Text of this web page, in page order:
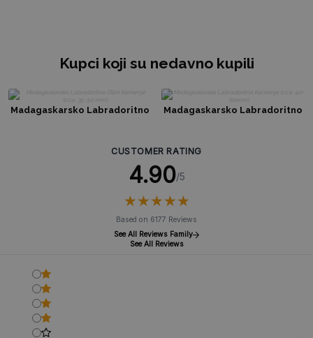
Kupci koji su nedavno kupili
Madagaskarsko Labradoritno
Madagaskarsko Labradoritno
CUSTOMER RATING
4.90/5
★★★★★
★★★★★
Based on 6177 Reviews
See All Reviews Family
See All Reviews